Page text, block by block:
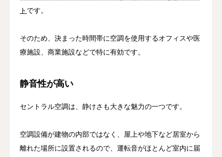
ト です。
そのため、決まった時間帯に空調を使用するオフィスや医
療施設、商業施設などで特に有効です。
静音性が高い
セントラル空調は、静けさも大きな魅力の一つです。
空調設備が建物の内部ではなく、屋上や地下など居室から
離れた場所に設置されるので、運転音がほとんど室内に届